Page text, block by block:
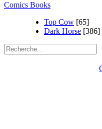
Comics Books
Top Cow [65]
Dark Horse [386]